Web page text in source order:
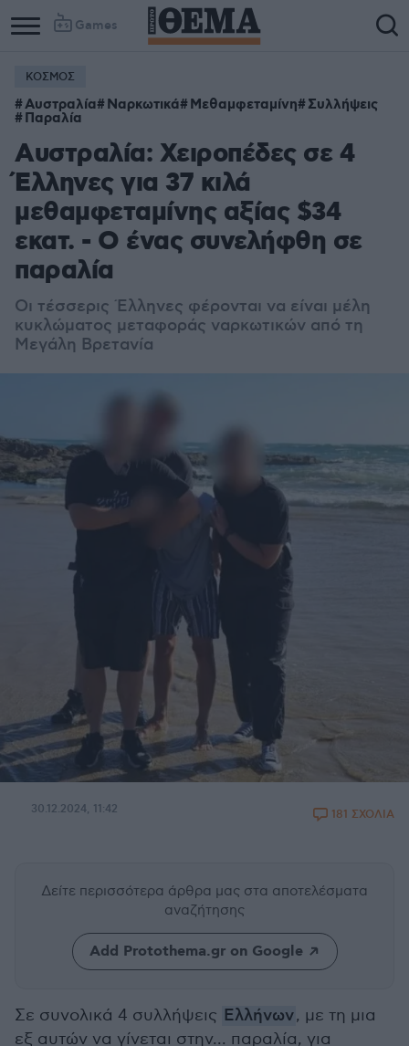
Games
ΚΟΣΜΟΣ
Αυστραλία Ναρκωτικά Μεθαμφεταμίνη Συλλήψεις
Παραλία
Αυστραλία: Χειροπέδες σε 4
Έλληνες για 37 κιλά
μεθαμφεταμίνης αξίας $34
εκατ. - Ο ένας συνελήφθη σε
παραλία
Οι τέσσερις Έλληνες φέρονται να είναι μέλη
κυκλώματος μεταφοράς ναρκωτικών από τη
Μεγάλη Βρετανία
30.12.2024, 11:42 181 ΣΧΟΛΙΑ
Δείτε περισσότερα άρθρα μας στα αποτελέσματα
αναζήτησης
Add Protothema.gr on Google
Σε συνολικά 4 συλλήψεις Ελλήνων, με τη μια
εξ αυτών να γίνεται στην... παραλία, για